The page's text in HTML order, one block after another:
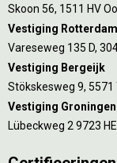
Skoon 56, 1511 HV
Vestiging Rotterdam
Vareseweg 135 D,
Vestiging Bergeijk
Stökskesweg 9, 5571
Vestiging Groningen
Lübeckweg 2 9723